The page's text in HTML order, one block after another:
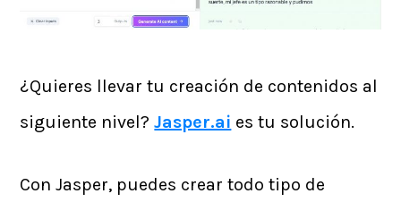
¿Quieres llevar tu creación de contenidos al
siguiente nivel?Jasper.ai es tu solución.
Con Jasper, puedes crear todo tipo de